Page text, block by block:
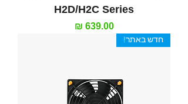
H2D/H2C Series
מחיר‏639.00 ‏₪
חדש באתר!